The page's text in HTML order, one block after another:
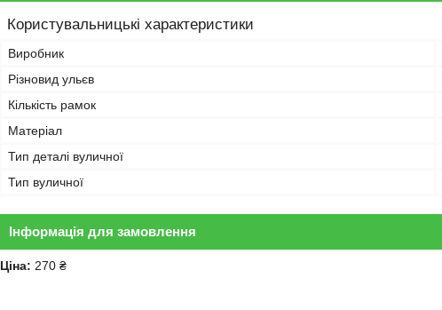
Користувальницькі характеристики
Виробник
Різновид ульєв
Кількість рамок
Матеріал
Тип деталі вуличної
Тип вуличної
Інформація для замовлення
Ціна: 270 ₴